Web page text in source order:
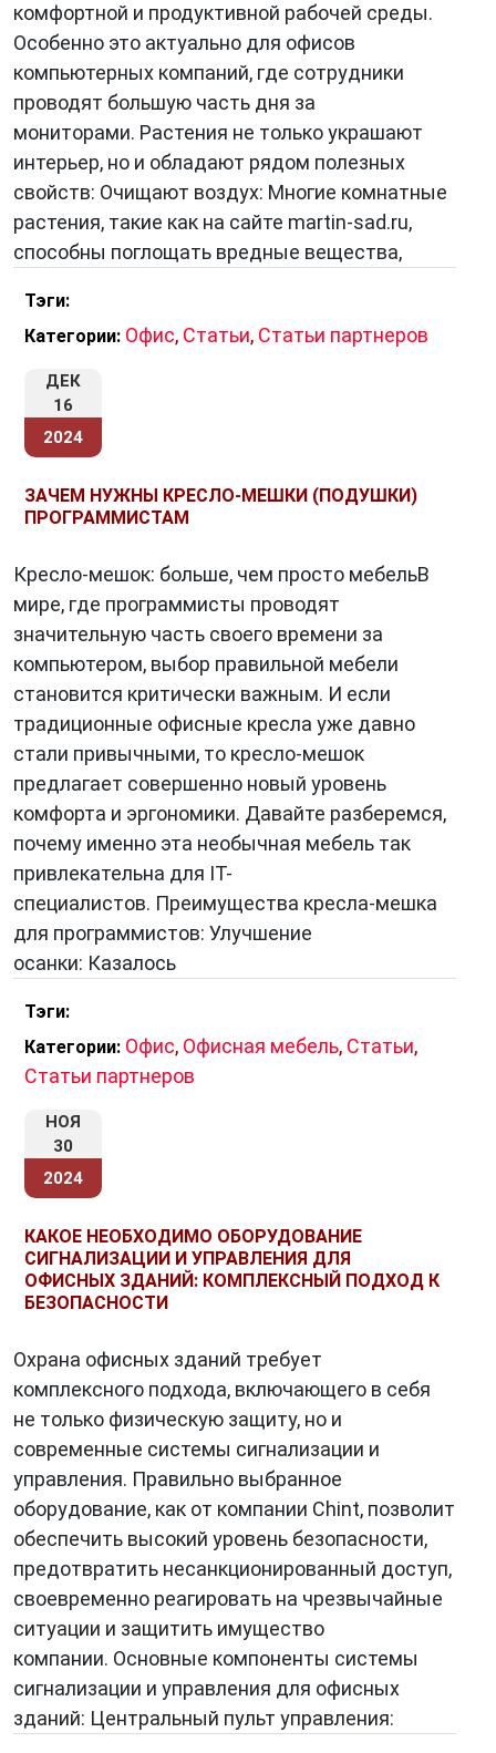
комфортной и продуктивной рабочей среды.
Особенно это актуально для офисов
компьютерных компаний, где сотрудники
проводят большую часть дня за
мониторами. Растения не только украшают
интерьер, но и обладают рядом полезных
свойств: Очищают воздух: Многие комнатные
растения, такие как на сайте martin-sad.ru,
способны поглощать вредные вещества,
Тэги:
Категории: Офис, Статьи, Статьи партнеров
ДЕК
16
2024
ЗАЧЕМ НУЖНЫ КРЕСЛО-МЕШКИ (ПОДУШКИ)
ПРОГРАММИСТАМ
Кресло-мешок: больше, чем просто мебельВ
мире, где программисты проводят
значительную часть своего времени за
компьютером, выбор правильной мебели
становится критически важным. И если
традиционные офисные кресла уже давно
стали привычными, то кресло-мешок
предлагает совершенно новый уровень
комфорта и эргономики. Давайте разберемся,
почему именно эта необычная мебель так
привлекательна для IT-
специалистов. Преимущества кресла-мешка
для программистов: Улучшение
осанки: Казалось
Тэги:
Категории: Офис, Офисная мебель, Статьи,
Статьи партнеров
НОЯ
30
2024
КАКОЕ НЕОБХОДИМО ОБОРУДОВАНИЕ
СИГНАЛИЗАЦИИ И УПРАВЛЕНИЯ ДЛЯ
ОФИСНЫХ ЗДАНИЙ: КОМПЛЕКСНЫЙ ПОДХОД К
БЕЗОПАСНОСТИ
Охрана офисных зданий требует
комплексного подхода, включающего в себя
не только физическую защиту, но и
современные системы сигнализации и
управления. Правильно выбранное
оборудование, как от компании Chint, позволит
обеспечить высокий уровень безопасности,
предотвратить несанкционированный доступ,
своевременно реагировать на чрезвычайные
ситуации и защитить имущество
компании. Основные компоненты системы
сигнализации и управления для офисных
зданий: Центральный пульт управления: